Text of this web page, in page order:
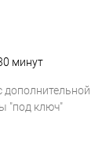
минут
дополнительной
"под ключ"